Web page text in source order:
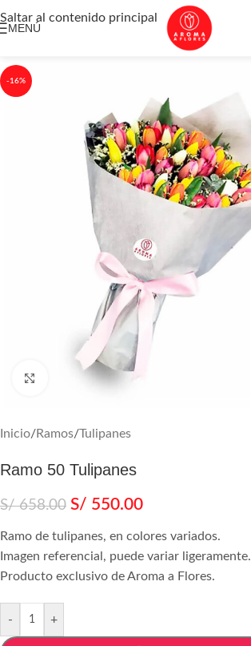
Saltar al contenido principal
MENÚ
-16%
Agrandar
Inicio/Ramos/Tulipanes
Ramo 50 Tulipanes
S/658.00 S/ 550.00
Ramo de tulipanes, en colores variados.
Imagen referencial, puede variar ligeramente.
Producto exclusivo de Aroma a Flores.
- +